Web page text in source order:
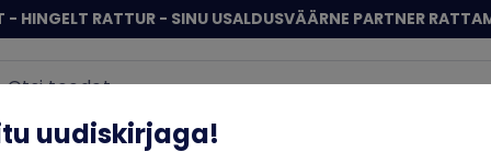
- HINGELT RATTUR - SINU USALDUSVÄÄRNE PARTNER
uudiskirjaga!